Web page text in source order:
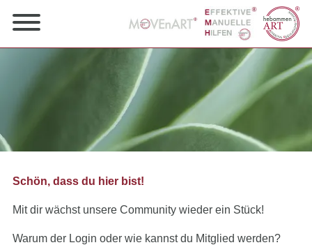
Schön, dass du hier bist!
Mit dir wächst unsere Community wieder ein Stück!
Warum der Login oder wie kannst du Mitglied werden?